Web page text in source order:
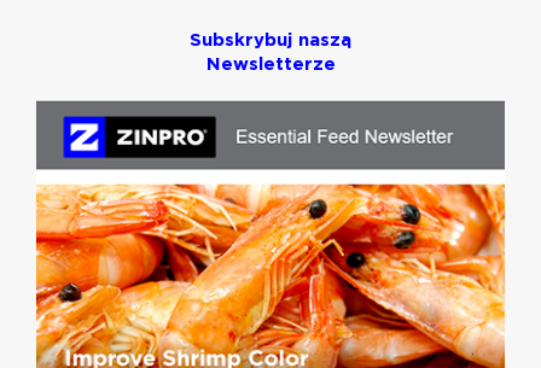
Subskrybuj naszą
Newsletterze